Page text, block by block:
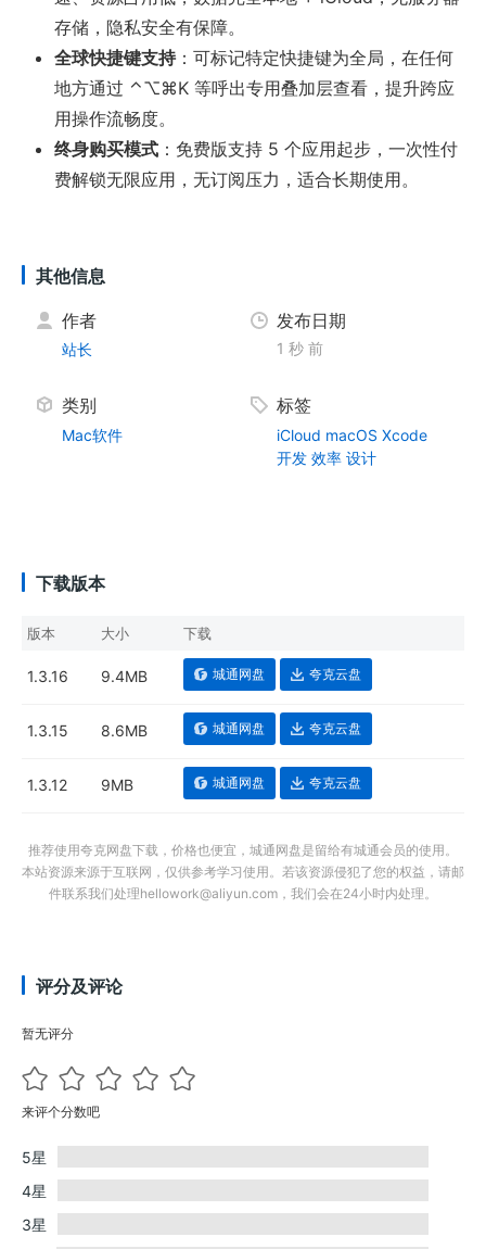
存储，隐私安全有保障。
全球快捷键支持：可标记特定快捷键为全局，在任何
地方通过 ⌃⌥⌘K 等呼出专用叠加层查看，提升跨应
用操作流畅度。
终身购买模式 ：免费版支持 5 个应用起步，一次性付
费解锁无限应用，无订阅压力，适合长期使用。
其他信息
作者
站长
发布日期
1 秒 前
类别
Mac软件
标签
iCloud macOS Xcode
开发 效率 设计
下载版本
版本 大小 下载
1.3.16 9.4MB 城通网盘 夸克云盘
1.3.15 8.6MB 城通网盘 夸克云盘
1.3.12 9MB 城通网盘 夸克云盘
推荐使用夸克网盘下载，价格也便宜，城通网盘是留给有城通会员的使用。
本站资源来源于互联网，仅供参考学习使用。若该资源侵犯了您的权益，请邮
件联系我们处理hellowork@aliyun.com，我们会在24小时内处理。
评分及评论
暂无评分
来评个分数吧
5星
4星
3星